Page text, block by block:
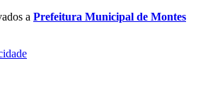
a Prefeitura Municipal de Montes